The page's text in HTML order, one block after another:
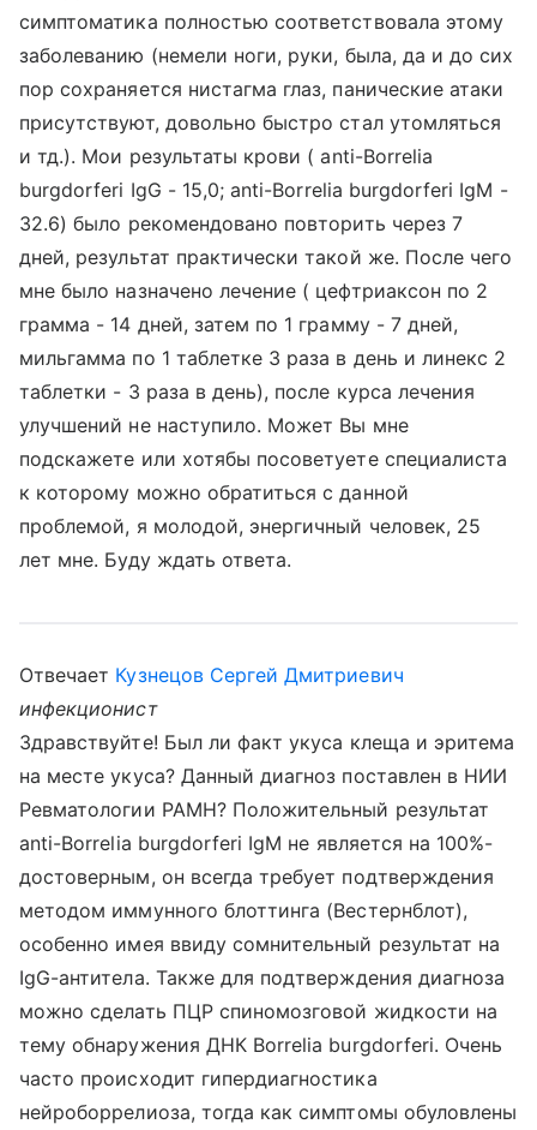
симптоматика полностью соответствовала этому
заболеванию (немели ноги, руки, была, да и до сих
пор сохраняется нистагма глаз, панические атаки
присутствуют, довольно быстро стал утомляться
и тд.). Мои результаты крови ( anti-Borrelia
burgdorferi IgG - 15,0; anti-Borrelia burgdorferi IgM -
32.6) было рекомендовано повторить через 7
дней, результат практически такой же. После чего
мне было назначено лечение ( цефтриаксон по 2
грамма - 14 дней, затем по 1 грамму - 7 дней,
мильгамма по 1 таблетке 3 раза в день и линекс 2
таблетки - 3 раза в день), после курса лечения
улучшений не наступило. Может Вы мне
подскажете или хотябы посоветуете специалиста
к которому можно обратиться с данной
проблемой, я молодой, энергичный человек, 25
лет мне. Буду ждать ответа.
Отвечает Кузнецов Сергей Дмитриевич
инфекционист
Здравствуйте! Был ли факт укуса клеща и эритема
на месте укуса? Данный диагноз поставлен в НИИ
Ревматологии РАМН? Положительный результат
anti-Borrelia burgdorferi IgM не является на 100%-
достоверным, он всегда требует подтверждения
методом иммунного блоттинга (Вестернблот),
особенно имея ввиду сомнительный результат на
IgG-антитела. Также для подтверждения диагноза
можно сделать ПЦР спиномозговой жидкости на
тему обнаружения ДНК Borrelia burgdorferi. Очень
часто происходит гипердиагностика
нейроборрелиоза, тогда как симптомы обуловлены